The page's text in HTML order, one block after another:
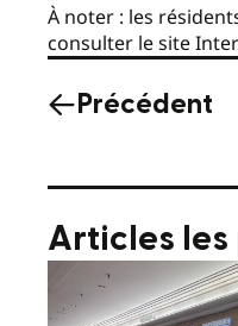
À noter : les
consulter le site
Précédent
Articles les